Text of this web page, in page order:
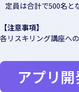
定員は合計で500名と
【注意事項】
各リスキリング講座へ
アプリ